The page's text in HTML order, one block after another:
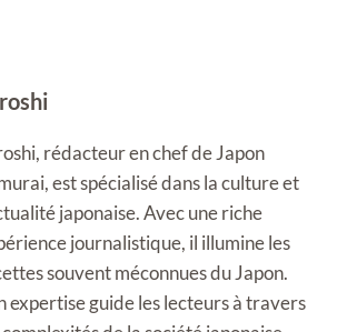
rédacteur en chef de Japon
est spécialisé dans la culture et
japonaise. Avec une riche
journalistique, il illumine les
souvent méconnues du Japon.
expertise guide les lecteurs à travers